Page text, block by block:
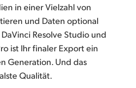
in einer Vielzahl von
und Daten optional
Resolve Studio und
ist Ihr finaler Export ein
Generation. Und das
Qualität.